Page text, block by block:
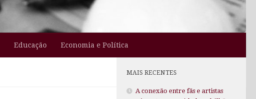
Educação Economia e Política
MAIS RECENTES
A conexão entre fãs e artistas